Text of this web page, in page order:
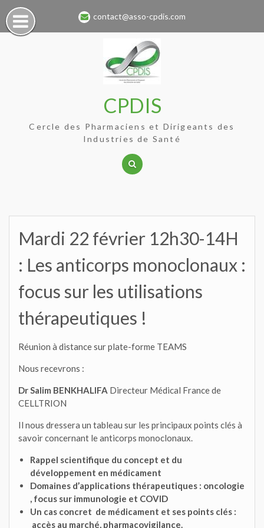
Skip
to
content
contact@asso-cpdis.com
CPDIS
Cercle des Pharmaciens et Dirigeants des
Industries de Santé
Mardi 22 février 12h30-14H
: Les anticorps monoclonaux :
focus sur les utilisations
thérapeutiques !
Réunion à distance sur plate-forme TEAMS
Nous recevrons :
Dr Salim BENKHALIFA Directeur Médical France de
CELLTRION
Il nous dressera un tableau sur les principaux points clés à
savoir concernant le anticorps monoclonaux.
Rappel scientifique du concept et du
développement en médicament
Domaines d’applications thérapeutiques : oncologie
, focus sur immunologie et COVID
Un cas concret de médicament et ses points clés :
accès au marché, pharmacovigilance.